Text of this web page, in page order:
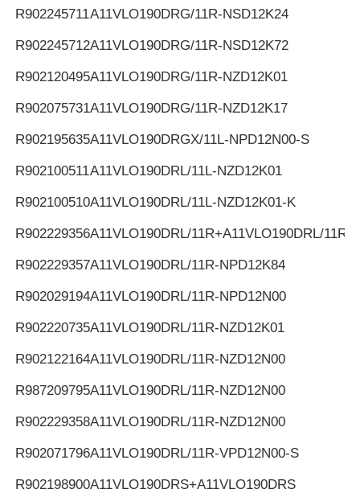
R902245711A11VLO190DRG/11R-NSD12K24
R902245712A11VLO190DRG/11R-NSD12K72
R902120495A11VLO190DRG/11R-NZD12K01
R902075731A11VLO190DRG/11R-NZD12K17
R902195635A11VLO190DRGX/11L-NPD12N00-S
R902100511A11VLO190DRL/11L-NZD12K01
R902100510A11VLO190DRL/11L-NZD12K01-K
R902229356A11VLO190DRL/11R+A11VLO190DRL/11R
R902229357A11VLO190DRL/11R-NPD12K84
R902029194A11VLO190DRL/11R-NPD12N00
R902220735A11VLO190DRL/11R-NZD12K01
R902122164A11VLO190DRL/11R-NZD12N00
R987209795A11VLO190DRL/11R-NZD12N00
R902229358A11VLO190DRL/11R-NZD12N00
R902071796A11VLO190DRL/11R-VPD12N00-S
R902198900A11VLO190DRS+A11VLO190DRS